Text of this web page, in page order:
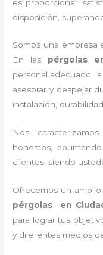
es proporcionar
disposición,
Somos una empresa
En las pérgolas
personal adecuado,
asesorar y despejar
instalación,
Nos
honestos,
clientes, siendo
Ofrecemos un
pérgolas en
para lograr tus
y diferentes medios